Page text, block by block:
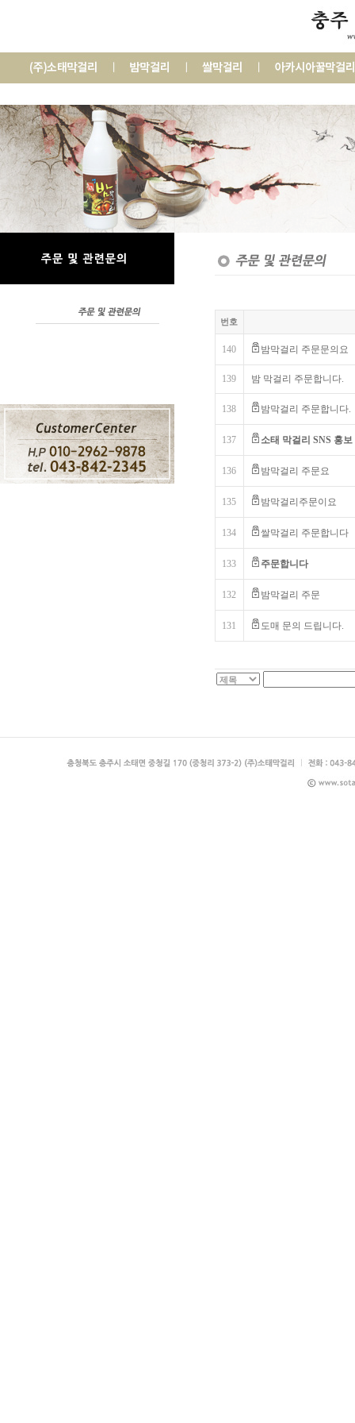
번호
140 밤막걸리 주문문의요
139 밤 막걸리 주문합니다.
138 밤막걸리 주문합니다.
137 소태 막걸리 SNS 홍
136 밤막걸리 주문요
135 밤막걸리주문이요
134 쌀막걸리 주문합니다
133 주문합니다
132 밤막걸리 주문
131 도매 문의 드립니다.